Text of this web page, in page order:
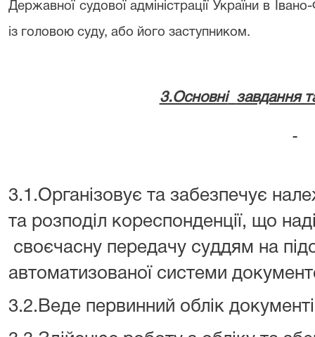
Державної судової адміністрації України в
із головою суду, або його заступником.
3.Основні завдання
3.1.Організовує та забезпечує
та розподіл кореспонденції, що
своєчасну передачу суддям на
автоматизованої системи
3.2.Веде первинний облік